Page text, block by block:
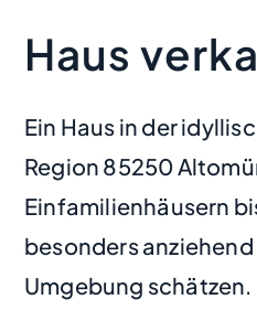
Haus
Ein Haus in der
Region 85250
Einfamilienhäusern
besonders
Umgebung